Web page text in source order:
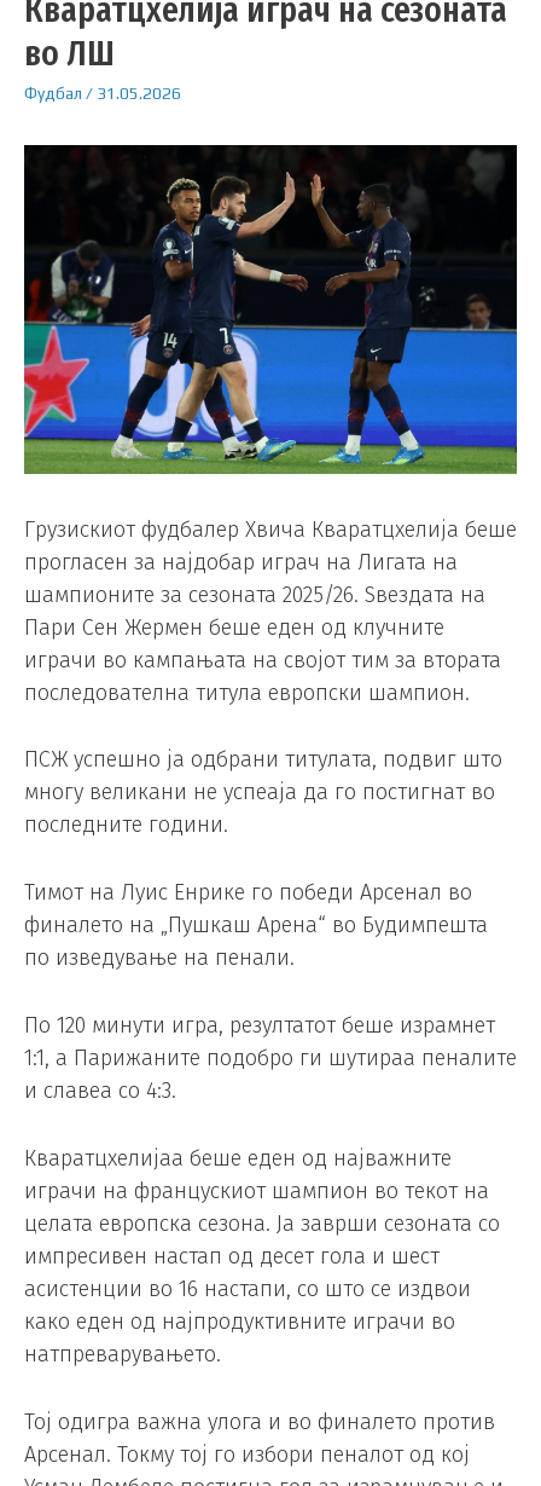
Кваратцхелија играч на сезоната
во ЛШ
Фудбал / 31.05.2026
Грузискиот фудбалер Хвича Кваратцхелија беше
прогласен за најдобар играч на Лигата на
шампионите за сезоната 2025/26. Ѕвездата на
Пари Сен Жермен беше еден од клучните
играчи во кампањата на својот тим за втората
последователна титула европски шампион.
ПСЖ успешно ја одбрани титулата, подвиг што
многу великани не успеаја да го постигнат во
последните години.
Тимот на Луис Енрике го победи Арсенал во
финалето на „Пушкаш Арена“ во Будимпешта
по изведување на пенали.
По 120 минути игра, резултатот беше израмнет
1:1, а Парижаните подобро ги шутираа пеналите
и славеа со 4:3.
Кваратцхелијаа беше еден од најважните
играчи на францускиот шампион во текот на
целата европска сезона. Ја заврши сезоната со
импресивен настап од десет гола и шест
асистенции во 16 настапи, со што се издвои
како еден од најпродуктивните играчи во
натпреварувањето.
Тој одигра важна улога и во финалето против
Арсенал. Токму тој го избори пеналот од кој